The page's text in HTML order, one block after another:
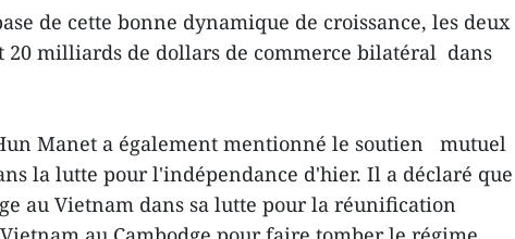
de cette bonne dynamique de croissance, les deux
20 milliards de dollars de commerce bilatéral dans
Manet a également mentionné le soutien mutuel
la lutte pour l'indépendance d'hier. Il a déclaré que
au Vietnam dans sa lutte pour la réunification